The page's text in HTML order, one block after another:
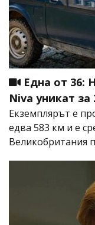
Една от 36:
Niva уникат за
Екземплярът е
едва 583 км и е
Великобритания